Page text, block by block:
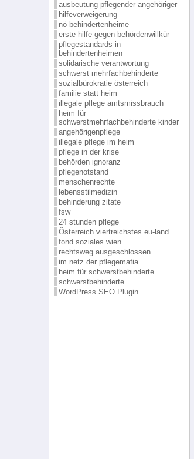
ausbeutung pflegender angehöriger
hilfeverweigerung
nö behindertenheime
erste hilfe gegen behördenwillkür
pflegestandards in
behindertenheimen
solidarische verantwortung
schwerst mehrfachbehinderte
sozialbürokratie österreich
familie statt heim
illegale pflege amtsmissbrauch
heim für
schwerstmehrfachbehinderte kinder
angehörigenpflege
illegale pflege im heim
pflege in der krise
behörden ignoranz
pflegenotstand
menschenrechte
lebensstilmedizin
behinderung zitate
fsw
24 stunden pflege
Österreich viertreichstes eu-land
fond soziales wien
rechtsweg ausgeschlossen
im netz der pflegemafia
heim für schwerstbehinderte
schwerstbehinderte
WordPress SEO Plugin